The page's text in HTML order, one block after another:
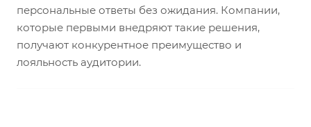
персональные ответы без ожидания. Компании,
которые первыми внедряют такие решения,
получают конкурентное преимущество и
лояльность аудитории.